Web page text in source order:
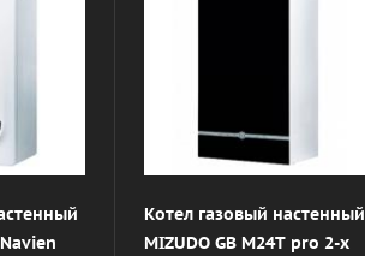
Котел газовый настенный
MIZUDO GB M24Т pro 2-х